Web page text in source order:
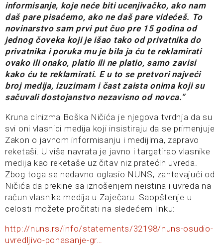
informisanje, koje neće biti ucenjivačko, ako nam
daš pare pisaćemo, ako ne daš pare videćeš. To
novinarstvo sam prvi put čuo pre 15 godina od
jednog čoveka koji je išao tako od privatnika do
privatnika i poruka mu je bila ja ću te reklamirati
ovako ili onako, platio ili ne platio, samo zavisi
kako ću te reklamirati. E u to se pretvori najveći
broj medija, izuzimam i čast zaista onima koji su
sačuvali dostojanstvo nezavisno od novca.”
Kruna cinizma Boška Ničića je njegova tvrdnja da su
svi oni vlasnici medija koji insistiraju da se primenjuje
Zakon o javnom informisanju i medijima, zapravo
reketaši. U više navrata je javno i targetirao vlasnike
medija kao reketaše uz čitav niz pratećih uvreda.
Zbog toga se nedavno oglasio NUNS, zahtevajući od
Ničića da prekine sa iznošenjem neistina i uvreda na
račun vlasnika medija u Zaječaru. Saopštenje u
celosti možete pročitati na sledećem linku:
http://nuns.rs/info/statements/32198/nuns-osudio-
uvredljivo-ponasanje-gr…